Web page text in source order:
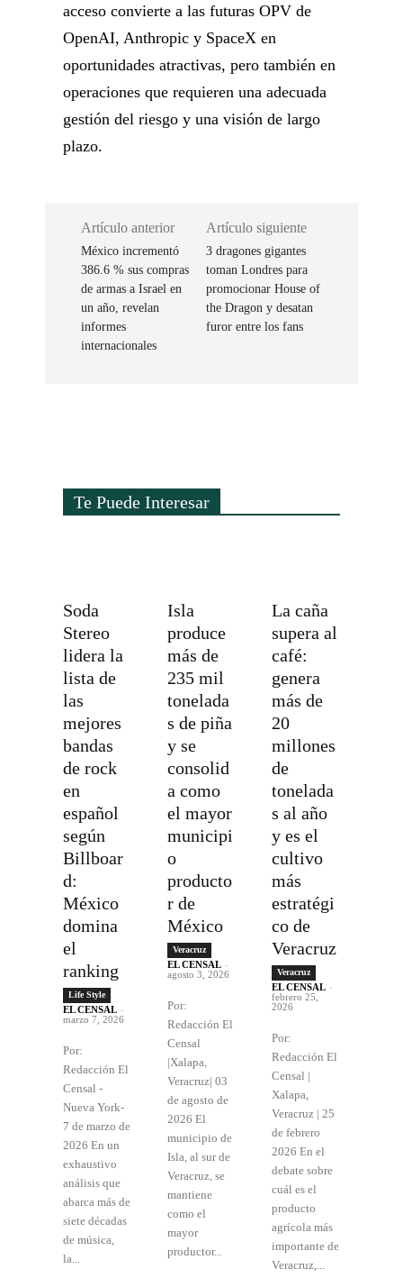
acceso convierte a las futuras OPV de
OpenAI, Anthropic y SpaceX en
oportunidades atractivas, pero también en
operaciones que requieren una adecuada
gestión del riesgo y una visión de largo
plazo.
Artículo anterior
México incrementó
386.6 % sus compras
de armas a Israel en
un año, revelan
informes
internacionales
Artículo siguiente
3 dragones gigantes
toman Londres para
promocionar House of
the Dragon y desatan
furor entre los fans
Te Puede Interesar
Soda
Stereo
lidera la
lista de
las
mejores
bandas
de rock
en
español
según
Billboar
d:
México
domina
el
ranking
Life Style
EL CENSAL -
marzo 7, 2026
Por:
Redacción El
Censal -
Nueva York-
7 de marzo de
2026 En un
exhaustivo
análisis que
abarca más de
siete décadas
de música,
la...
Isla
produce
más de
235 mil
tonelada
s de piña
y se
consolid
a como
el mayor
municipi
o
producto
r de
México
Veracruz
EL CENSAL -
agosto 3, 2026
Por:
Redacción El
Censal
|Xalapa,
Veracruz| 03
de agosto de
2026 El
municipio de
Isla, al sur de
Veracruz, se
mantiene
como el
mayor
productor...
La caña
supera al
café:
genera
más de
20
millones
de
tonelada
s al año
y es el
cultivo
más
estratégi
co de
Veracruz
Veracruz
EL CENSAL -
febrero 25,
2026
Por:
Redacción El
Censal |
Xalapa,
Veracruz | 25
de febrero
2026 En el
debate sobre
cuál es el
producto
agrícola más
importante de
Veracruz,...